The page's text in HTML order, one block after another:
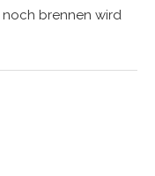
noch brennen wird